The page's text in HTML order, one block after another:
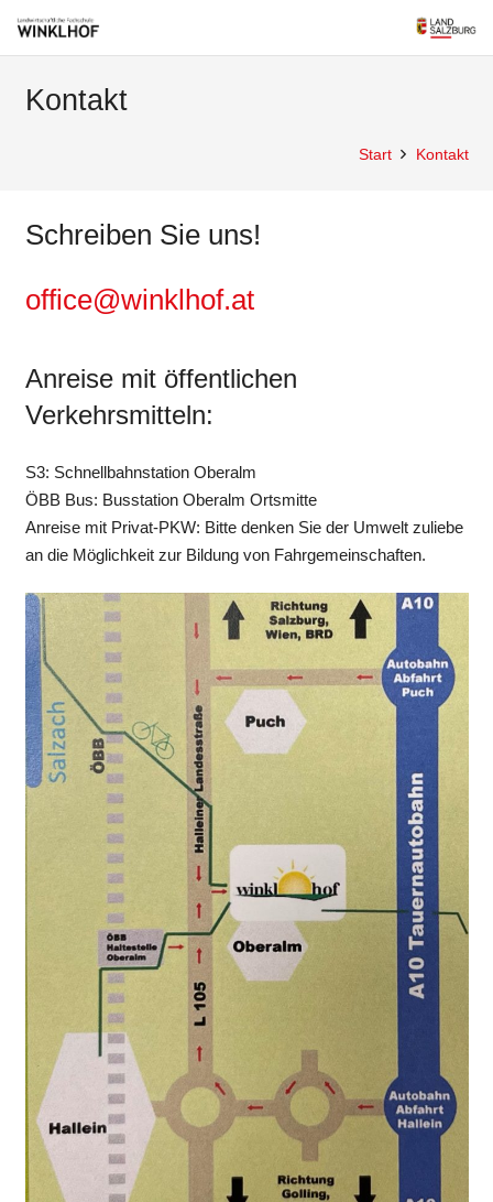
Kontakt
Start Kontakt
Schreiben Sie uns!
office@winklhof.at
Anreise mit öffentlichen
Verkehrsmitteln:
S3: Schnellbahnstation Oberalm
ÖBB Bus: Busstation Oberalm Ortsmitte
Anreise mit Privat-PKW: Bitte denken Sie der Umwelt zuliebe
an die Möglichkeit zur Bildung von Fahrgemeinschaften.